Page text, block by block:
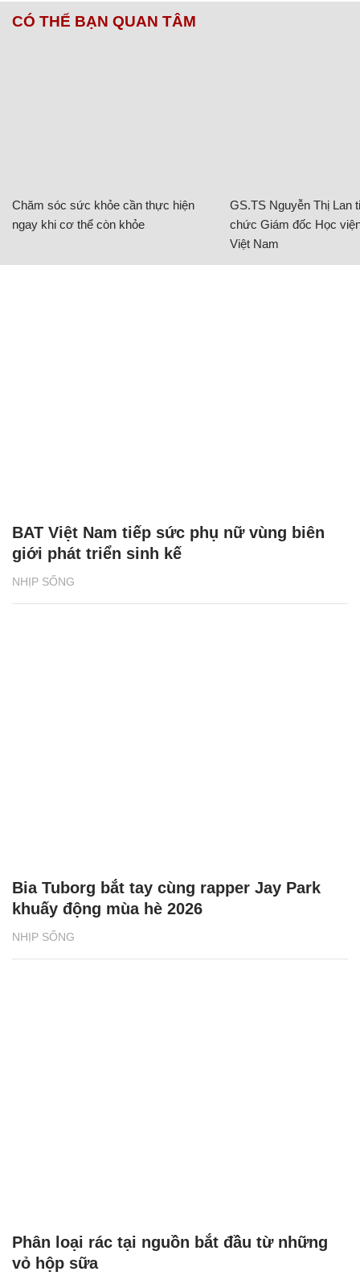
CÓ THỂ BẠN QUAN TÂM
Chăm sóc sức khỏe cần thực hiện
ngay khi cơ thể còn khỏe
GS.TS Nguyễn Thị Lan
chức Giám đốc Học
Việt Nam
NHỊP SỐNG
BAT Việt Nam tiếp sức phụ nữ vùng biên
giới phát triển sinh kế
NHỊP SỐNG
Bia Tuborg bắt tay cùng rapper Jay Park
khuấy động mùa hè 2026
Phân loại rác tại nguồn bắt đầu từ những
vỏ hộp sữa